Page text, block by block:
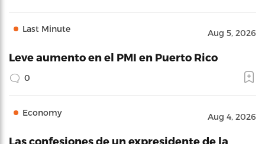
Last Minute Aug 5, 2026
Leve aumento en el PMI en Puerto Rico
0
Economy Aug 4, 2026
Las confesiones de un expresidente de la